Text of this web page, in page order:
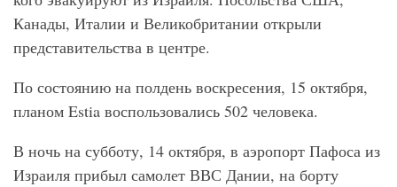
Канады, Италии и Великобритании открыли
представительства в центре.
По состоянию на полдень воскресения, 15 октября,
планом Estia воспользовались 502 человека.
В ночь на субботу, 14 октября, в аэропорт Пафоса из
Израиля прибыл самолет ВВС Дании, на борту